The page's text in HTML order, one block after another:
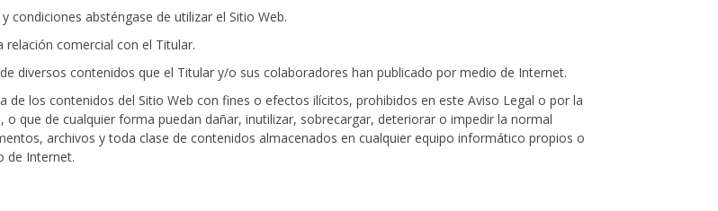
condiciones absténgase de utilizar el Sitio Web.
relación comercial con el Titular.
diversos contenidos que el Titular y/o sus colaboradores han publicado por medio de Internet.
los contenidos del Sitio Web con fines o efectos ilícitos, prohibidos en este Aviso Legal o por la
que de cualquier forma puedan dañar, inutilizar, sobrecargar, deteriorar o impedir la normal
archivos y toda clase de contenidos almacenados en cualquier equipo informático propios o
de Internet.